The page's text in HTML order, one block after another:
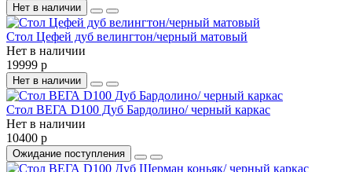
Нет в наличии
Стол Цефей дуб велингтон/черный матовый
Нет в наличии
19999 р
Нет в наличии
Стол ВЕГА D100 Дуб Бардолино/ черный каркас
Нет в наличии
10400 р
Ожидание поступления